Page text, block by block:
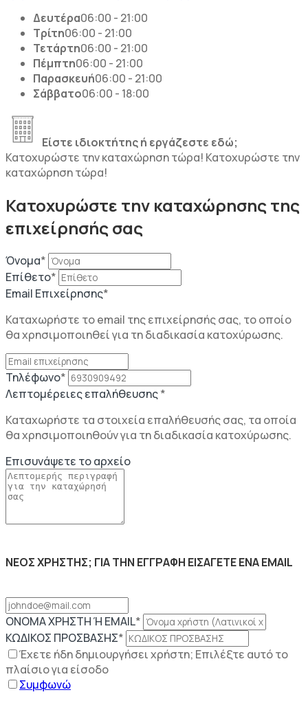
Δευτέρα06:00 - 21:00
Τρίτη06:00 - 21:00
Τετάρτη06:00 - 21:00
Πέμπτη06:00 - 21:00
Παρασκευή06:00 - 21:00
Σάββατο06:00 - 18:00
Είστε ιδιοκτήτης ή εργάζεστε εδώ;
Κατοχυρώστε την καταχώρηση τώρα! Κατοχυρώστε την
καταχώρηση τώρα!
Κατοχυρώστε την καταχώρησης της
επιχείρησής σας
Όνομα*
Επίθετο*
Email Επιχείρησης*
Καταχωρήστε το email της επιχείρησής σας, το οποίο
θα χρησιμοποιηθεί για τη διαδικασία κατοχύρωσης.
Τηλέφωνο*
Λεπτομέρειες επαλήθευσης*
Καταχωρήστε τα στοιχεία επαλήθευσής σας, τα οποία
θα χρησιμοποιηθούν για τη διαδικασία κατοχύρωσης.
Επισυνάψετε το αρχείο
ΝΕΟΣ ΧΡΗΣΤΗΣ; ΓΙΑ ΤΗΝ ΕΓΓΡΑΦΗ ΕΙΣΑΓΕΤΕ ΕΝΑ EMAIL
ΟΝΟΜΑ ΧΡΗΣΤΗ Ή EMAIL*
ΚΩΔΙΚΟΣ ΠΡΟΣΒΑΣΗΣ*
Έχετε ήδη δημιουργήσει χρήστη; Επιλέξτε αυτό το
πλαίσιο για είσοδο
Συμφωνώ